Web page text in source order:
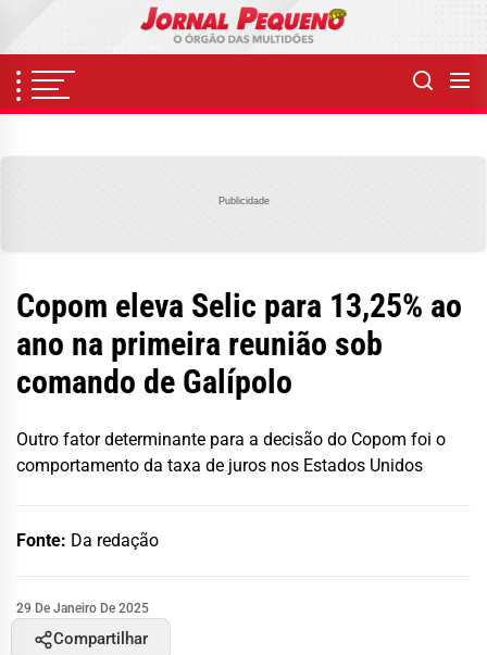
content
Publicidade
Copom eleva Selic para 13,25% ao
ano na primeira reunião sob
comando de Galípolo
Outro fator determinante para a decisão do Copom foi o
comportamento da taxa de juros nos Estados Unidos
Fonte: Da redação
29 De Janeiro De 2025
Compartilhar